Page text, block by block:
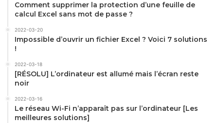
Comment supprimer la protection d’une feuille de
calcul Excel sans mot de passe ?
2022-03-20
Impossible d’ouvrir un fichier Excel ? Voici 7 solutions
!
2022-03-18
[RÉSOLU] L’ordinateur est allumé mais l’écran reste
noir
2022-03-16
Le réseau Wi-Fi n’apparaît pas sur l’ordinateur [Les
meilleures solutions]